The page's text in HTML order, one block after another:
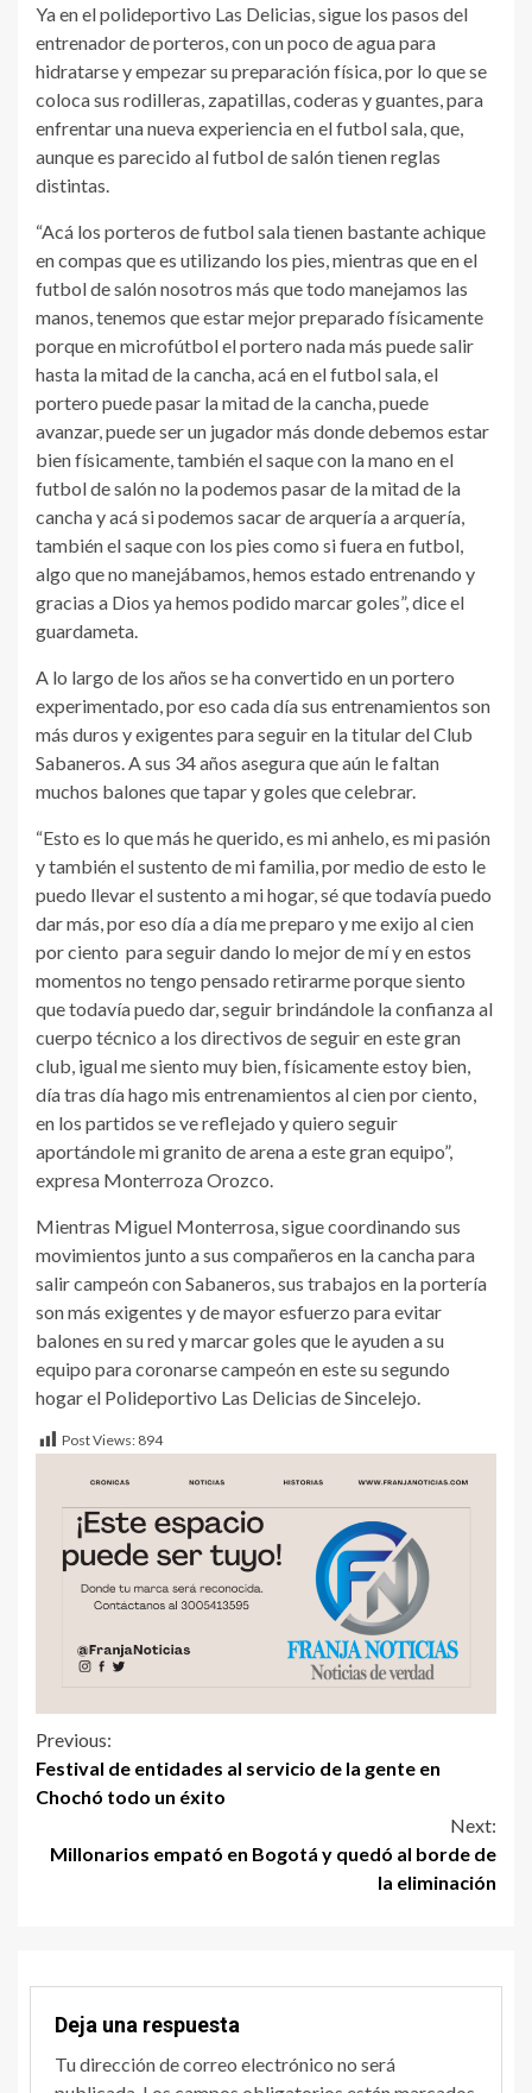
Ya en el polideportivo Las Delicias, sigue los pasos del
entrenador de porteros, con un poco de agua para
hidratarse y empezar su preparación física, por lo que se
coloca sus rodilleras, zapatillas, coderas y guantes, para
enfrentar una nueva experiencia en el futbol sala, que,
aunque es parecido al futbol de salón tienen reglas
distintas.
“Acá los porteros de futbol sala tienen bastante achique
en compas que es utilizando los pies, mientras que en el
futbol de salón nosotros más que todo manejamos las
manos, tenemos que estar mejor preparado físicamente
porque en microfútbol el portero nada más puede salir
hasta la mitad de la cancha, acá en el futbol sala, el
portero puede pasar la mitad de la cancha, puede
avanzar, puede ser un jugador más donde debemos estar
bien físicamente, también el saque con la mano en el
futbol de salón no la podemos pasar de la mitad de la
cancha y acá si podemos sacar de arquería a arquería,
también el saque con los pies como si fuera en futbol,
algo que no manejábamos, hemos estado entrenando y
gracias a Dios ya hemos podido marcar goles”, dice el
guardameta.
A lo largo de los años se ha convertido en un portero
experimentado, por eso cada día sus entrenamientos son
más duros y exigentes para seguir en la titular del Club
Sabaneros. A sus 34 años asegura que aún le faltan
muchos balones que tapar y goles que celebrar.
“Esto es lo que más he querido, es mi anhelo, es mi pasión
y también el sustento de mi familia, por medio de esto le
puedo llevar el sustento a mi hogar, sé que todavía puedo
dar más, por eso día a día me preparo y me exijo al cien
por ciento para seguir dando lo mejor de mí y en estos
momentos no tengo pensado retirarme porque siento
que todavía puedo dar, seguir brindándole la confianza al
cuerpo técnico a los directivos de seguir en este gran
club, igual me siento muy bien, físicamente estoy bien,
día tras día hago mis entrenamientos al cien por ciento,
en los partidos se ve reflejado y quiero seguir
aportándole mi granito de arena a este gran equipo”,
expresa Monterroza Orozco.
Mientras Miguel Monterrosa, sigue coordinando sus
movimientos junto a sus compañeros en la cancha para
salir campeón con Sabaneros, sus trabajos en la portería
son más exigentes y de mayor esfuerzo para evitar
balones en su red y marcar goles que le ayuden a su
equipo para coronarse campeón en este su segundo
hogar el Polideportivo Las Delicias de Sincelejo.
Post Views: 894
Previous:
Festival de entidades al servicio de la gente en
Chochó todo un éxito
Next:
Millonarios empató en Bogotá y quedó al borde de
la eliminación
Deja una respuesta
Tu dirección de correo electrónico no será